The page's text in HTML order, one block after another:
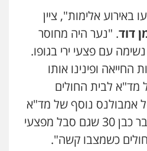
דין טאי שרקי
תעבורה מרב"ד
אלימלך
חמורה תעבורה אסירים
נאטור
באירוע אלימות", ציין
דוד. "נער היה מחוסר
עם פצעי ירי בגופו.
החייאה ופינינו אותו
מד"א לבית החולים
אמבולנס נוסף של מד"א
העניק טיפול רפואי לגבר כבן 30 שגם סבל מפצעי
כשמצבו קשה". אביטל